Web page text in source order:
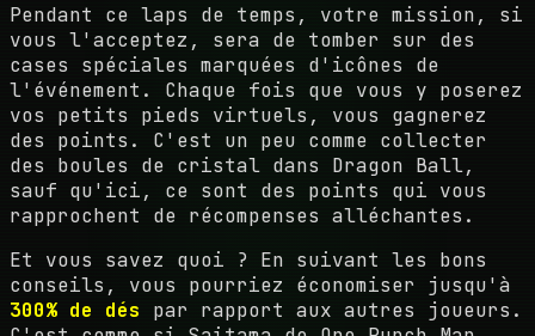
Pendant ce laps de temps, votre mission, si
vous l'acceptez, sera de tomber sur des
cases spéciales marquées d'icônes de
l'événement. Chaque fois que vous y poserez
vos petits pieds virtuels, vous gagnerez
des points. C'est un peu comme collecter
des boules de cristal dans Dragon Ball,
sauf qu'ici, ce sont des points qui vous
rapprochent de récompenses alléchantes.
Et vous savez quoi ? En suivant les bons
conseils, vous pourriez économiser jusqu'à
300% de dés par rapport aux autres joueurs.